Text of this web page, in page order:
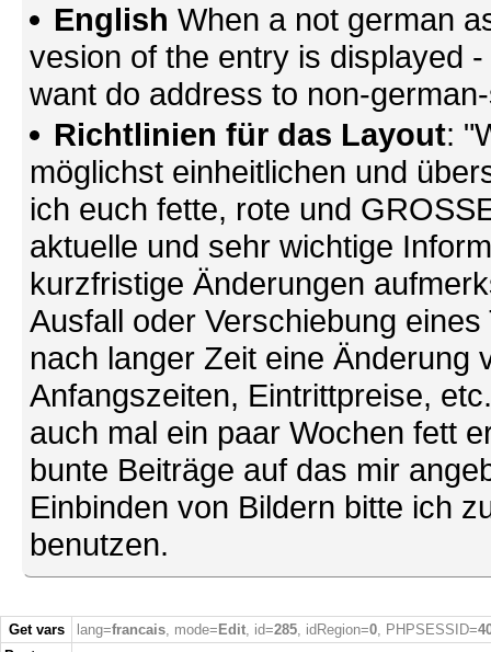
English When a not german
vesion of the entry is displayed
want do address to non-
Richtlinien für das Layout:
möglichst einheitlichen und
ich euch fette, rote und
aktuelle und sehr wichtige
kurzfristige Änderungen
Ausfall oder Verschiebung
nach langer Zeit eine Änderung
Anfangszeiten, Eintrittpreise,
auch mal ein paar Wochen fett
bunte Beiträge auf das mir
Einbinden von Bildern bitte ich
benutzen.
Get vars lang=francais, mode= Edit, id=285, idRegion=0, PHPSESSID=